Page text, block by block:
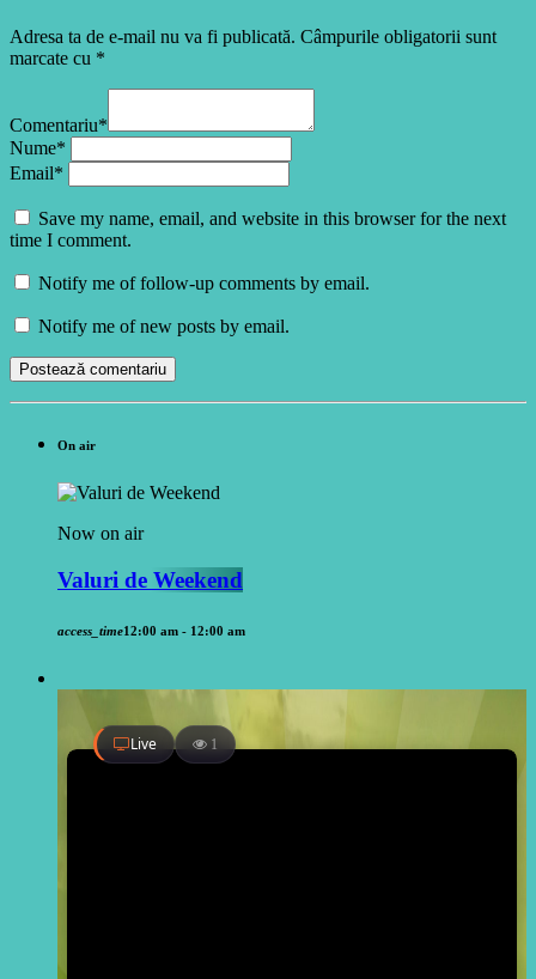
Adresa ta de e-mail nu va fi publicată. Câmpurile obligatorii sunt
marcate cu *
Comentariu*
Nume*
Email*
Save my name, email, and website in this browser for the next
time I comment.
Notify me of follow-up comments by email.
Notify me of new posts by email.
On air
Now on air
Valuri de Weekend
access_time12:00 am - 12:00 am